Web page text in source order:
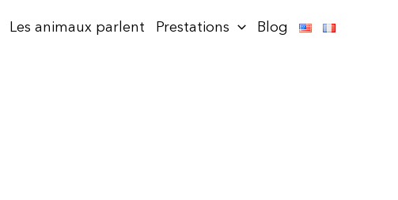
Les animaux parlent Prestations Blog